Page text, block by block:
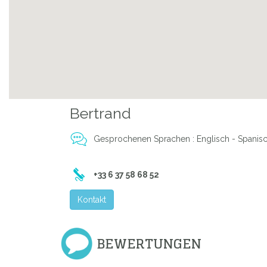
Bertrand
Gesprochenen Sprachen : Englisch -
+33 6 37 58 68 52
Kontakt
BEWERTUNGEN